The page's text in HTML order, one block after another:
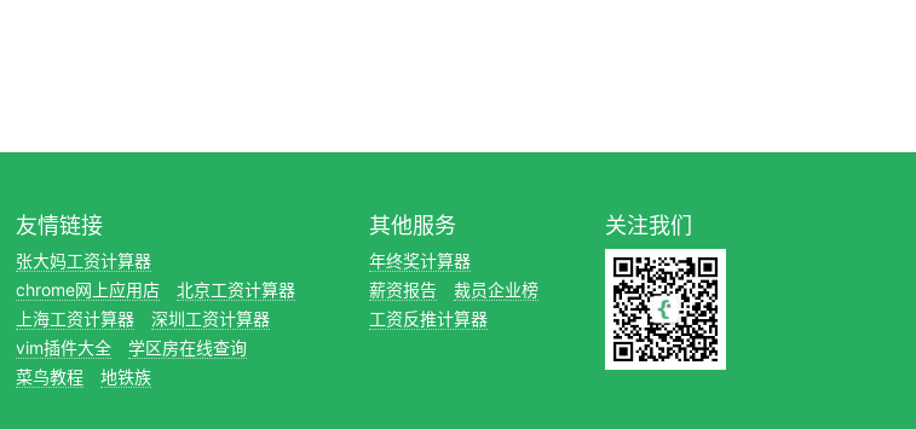
友情链接
张大妈工资计算器
chrome网上应用店
北京工资计算器
上海工资计算器
深圳工资计算器
vim插件大全
学区房在线查询
菜鸟教程
地铁族
其他服务
年终奖计算器
薪资报告
裁员企业榜
工资反推计算器
关注我们